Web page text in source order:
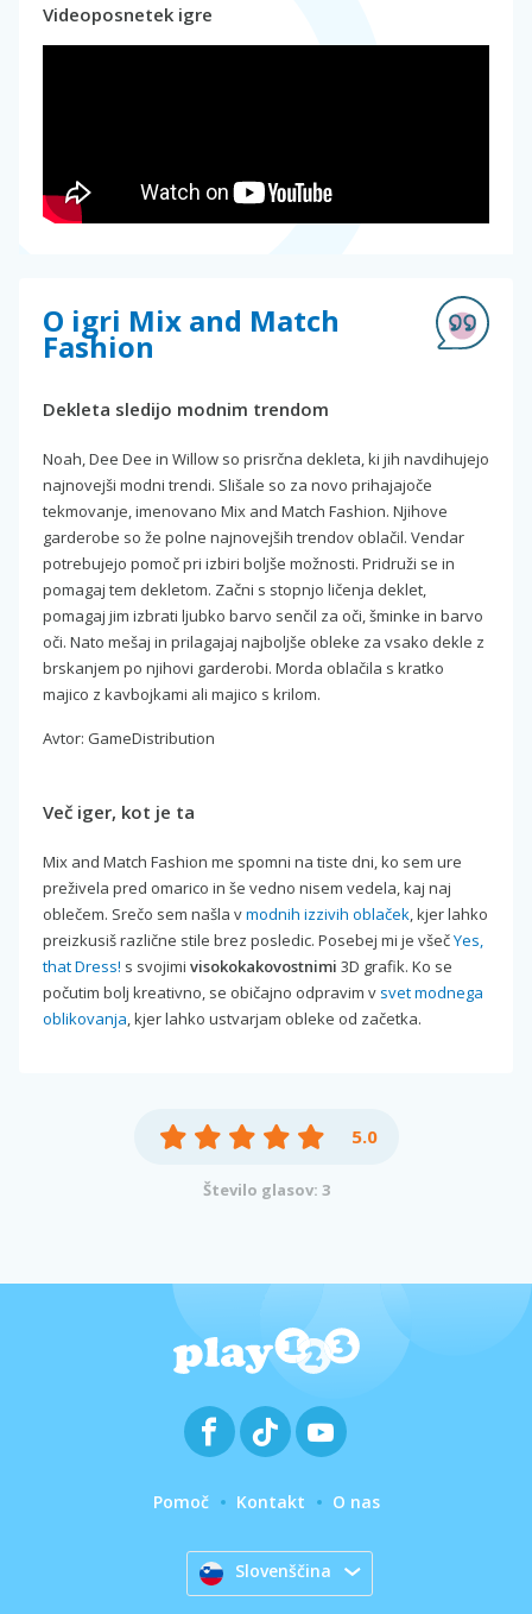
Videoposnetek igre
O igri Mix and Match
Fashion
Dekleta sledijo modnim trendom
Noah, Dee Dee in Willow so prisrčna dekleta, ki jih navdihujejo
najnovejši modni trendi. Slišale so za novo prihajajoče
tekmovanje, imenovano Mix and Match Fashion. Njihove
garderobe so že polne najnovejših trendov oblačil. Vendar
potrebujejo pomoč pri izbiri boljše možnosti. Pridruži se in
pomagaj tem dekletom. Začni s stopnjo ličenja deklet,
pomagaj jim izbrati ljubko barvo senčil za oči, šminke in barvo
oči. Nato mešaj in prilagajaj najboljše obleke za vsako dekle z
brskanjem po njihovi garderobi. Morda oblačila s kratko
majico z kavbojkami ali majico s krilom.
Avtor: GameDistribution
Več iger, kot je ta
Mix and Match Fashion me spomni na tiste dni, ko sem ure
preživela pred omarico in še vedno nisem vedela, kaj naj
oblečem. Srečo sem našla vmodnih izzivih oblaček, kjer lahko
preizkusiš različne stile brez posledic. Posebej mi je všečYes,
that Dress! s svojimi visokokakovostnimi 3D grafik. Ko se
počutim bolj kreativno, se običajno odpravim v svet modnega
oblikovanja, kjer lahko ustvarjam obleke od začetka.
5.0
Število glasov: 3
Pomoč Kontakt O nas
Slovenščina